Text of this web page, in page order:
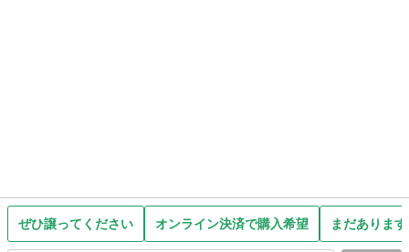
ぜひ譲ってください オンライン決済で購入希望 まだありま